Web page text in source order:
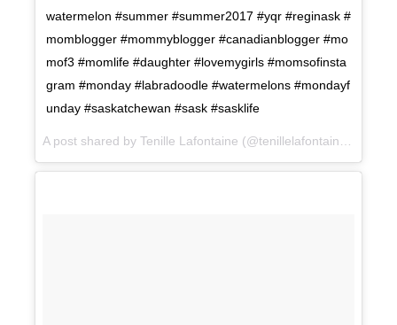
watermelon #summer #summer2017 #yqr #reginask #
momblogger #mommyblogger #canadianblogger #mo
mof3 #momlife #daughter #lovemygirls #momsofinsta
gram #monday #labradoodle #watermelons #mondayf
unday #saskatchewan #sask #sasklife